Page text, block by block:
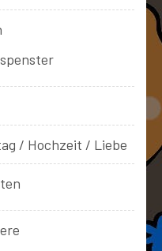
/ Hochzeit / Liebe